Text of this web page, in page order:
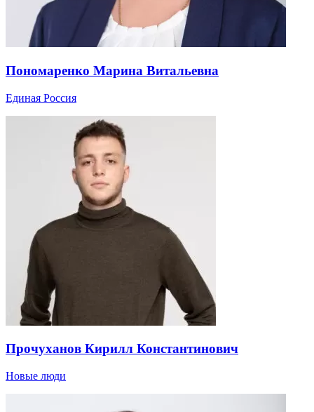
Пономаренко Марина Витальевна
Единая Россия
Прочуханов Кирилл Константинович
Новые люди